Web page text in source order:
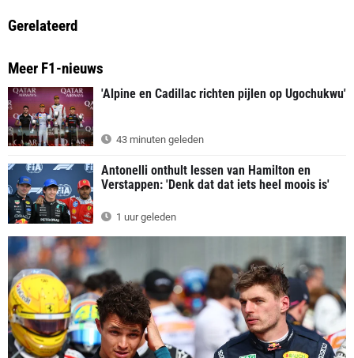
Gerelateerd
Meer F1-nieuws
'Alpine en Cadillac richten pijlen op Ugochukwu'
43 minuten geleden
Antonelli onthult lessen van Hamilton en
Verstappen: 'Denk dat dat iets heel moois is'
1 uur geleden